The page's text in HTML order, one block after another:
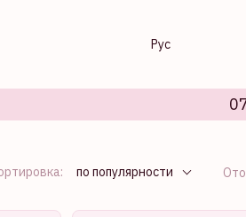
Рус
по популярности